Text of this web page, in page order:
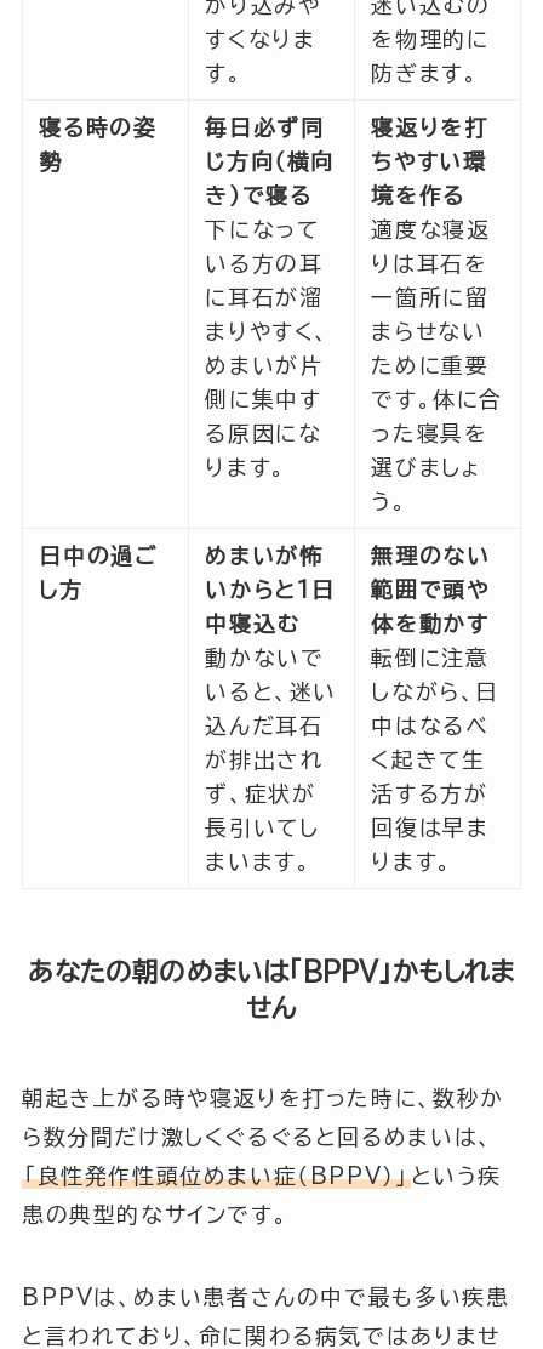
すくなりま
す。
を物理的に
防ぎます。
寝る時の姿
勢
毎日必ず同
じ方向（横向
き）で寝る
下になって
いる方の耳
に耳石が溜
まりやすく、
めまいが片
側に集中す
る原因にな
ります。
寝返りを打
ちやすい環
境を作る
適度な寝返
りは耳石を
一箇所に留
まらせない
ために重要
です。体に合
った寝具を
選びましょ
う。
日中の過ご
し方
めまいが怖
いからと1日
中寝込む
動かないで
いると、迷い
込んだ耳石
が排出され
ず、症状が
長引いてし
まいます。
無理のない
範囲で頭や
体を動かす
転倒に注意
しながら、日
中はなるべ
く起きて生
活する方が
回復は早ま
ります。
あなたの朝のめまいは「BPPV」かもしれま
せん
朝起き上がる時や寝返りを打った時に、数秒か
ら数分間だけ激しくぐるぐると回るめまいは、
「良性発作性頭位めまい症（BPPV）」という疾
患の典型的なサインです。
BPPVは、めまい患者さんの中で最も多い疾患
と言われており、命に関わる病気ではありませ